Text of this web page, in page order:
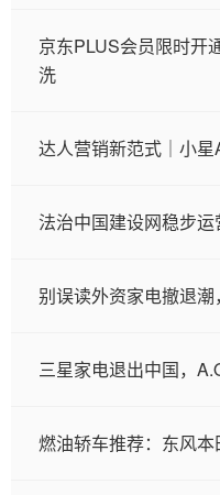
京东PLUS会员限时开
洗
达人营销新范式｜小
法治中国建设网稳步
别误读外资家电撤退
三星家电退出中国，
燃油轿车推荐：东风